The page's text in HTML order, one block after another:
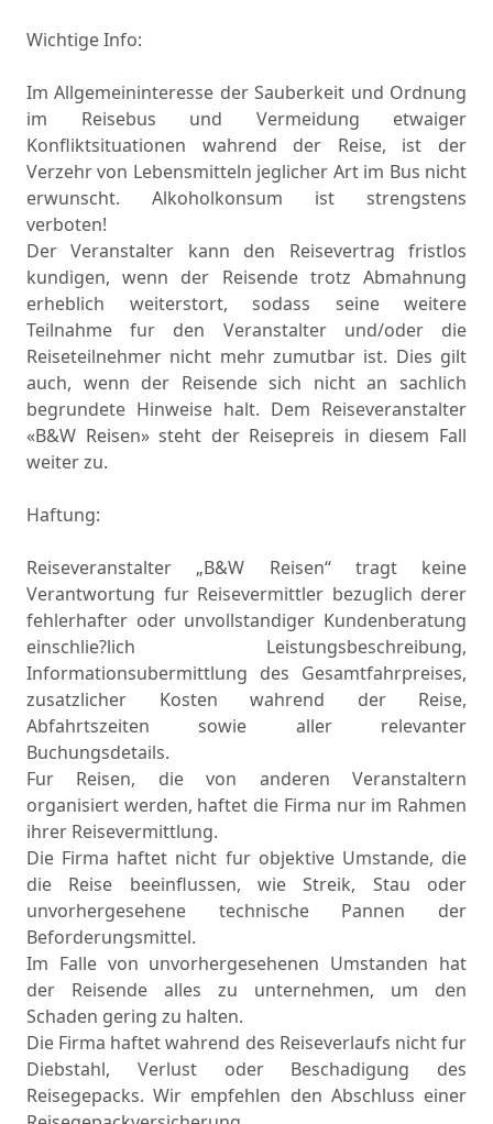
Wichtige Info:
Im Allgemeininteresse der Sauberkeit und Ordnung
im Reisebus und Vermeidung etwaiger
Konfliktsituationen wahrend der Reise, ist der
Verzehr von Lebensmitteln jeglicher Art im Bus nicht
erwunscht. Alkoholkonsum ist strengstens
verboten!
Der Veranstalter kann den Reisevertrag fristlos
kundigen, wenn der Reisende trotz Abmahnung
erheblich weiterstort, sodass seine weitere
Teilnahme fur den Veranstalter und/oder die
Reiseteilnehmer nicht mehr zumutbar ist. Dies gilt
auch, wenn der Reisende sich nicht an sachlich
begrundete Hinweise halt. Dem Reiseveranstalter
«B&W Reisen» steht der Reisepreis in diesem Fall
weiter zu.
Haftung:
Reiseveranstalter „B&W Reisen“ tragt keine
Verantwortung fur Reisevermittler bezuglich derer
fehlerhafter oder unvollstandiger Kundenberatung
einschlie?lich Leistungsbeschreibung,
Informationsubermittlung des Gesamtfahrpreises,
zusatzlicher Kosten wahrend der Reise,
Abfahrtszeiten sowie aller relevanter
Buchungsdetails.
Fur Reisen, die von anderen Veranstaltern
organisiert werden, haftet die Firma nur im Rahmen
ihrer Reisevermittlung.
Die Firma haftet nicht fur objektive Umstande, die
die Reise beeinflussen, wie Streik, Stau oder
unvorhergesehene technische Pannen der
Beforderungsmittel.
Im Falle von unvorhergesehenen Umstanden hat
der Reisende alles zu unternehmen, um den
Schaden gering zu halten.
Die Firma haftet wahrend des Reiseverlaufs nicht fur
Diebstahl, Verlust oder Beschadigung des
Reisegepacks. Wir empfehlen den Abschluss einer